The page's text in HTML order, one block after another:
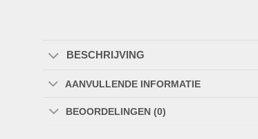
BESCHRIJVING
AANVULLENDE INFORMATIE
BEOORDELINGEN (0)